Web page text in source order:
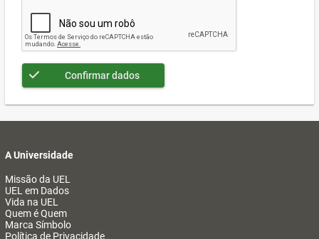
Confirmar dados
A Universidade
Missão da UEL
UEL em Dados
Vida na UEL
Quem é Quem
Marca Símbolo
Política de Privacidade